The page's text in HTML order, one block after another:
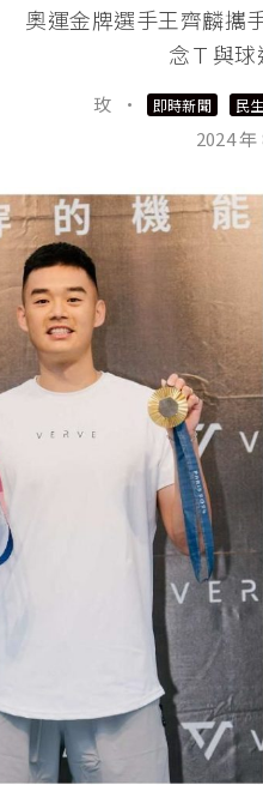
奧運金牌選手王齊麟攜
念Ｔ與
玫 · 即時新聞 民生
2024 年